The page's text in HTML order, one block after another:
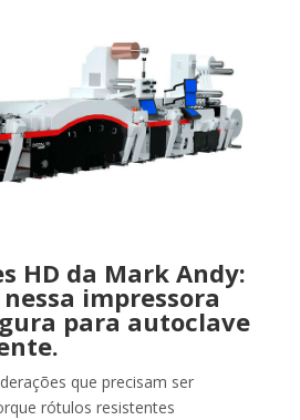
HD da Mark Andy:
impressora
para autoclave
que precisam ser
rótulos resistentes